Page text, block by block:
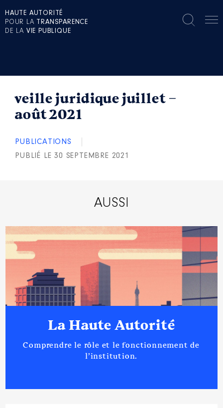
HAUTE AUTORITÉ
POUR LA TRANSPARENCE
DE LA VIE PUBLIQUE
veille juridique juillet –
août 2021
PUBLICATIONS
PUBLIÉ LE 30 SEPTEMBRE 2021
AUSSI
La Haute Autorité
Comprendre le rôle et le fonctionnement de
l’institution.